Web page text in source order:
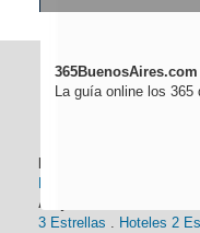
365BuenosAires.com
La guía online los 365
Alojamiento:
3 Estrellas . Hoteles 2